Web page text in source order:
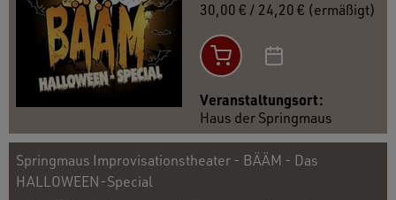
30,00 € / 24,20 € (ermäßigt)
Veranstaltungsort:
Haus der Springmaus
Springmaus Improvisationstheater - BÄÄM - Das
HALLOWEEN-Special